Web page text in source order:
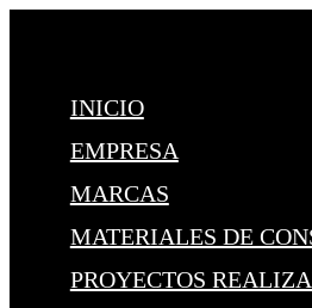
INICIO
EMPRESA
MARCAS
MATERIALES DE
PROYECTOS